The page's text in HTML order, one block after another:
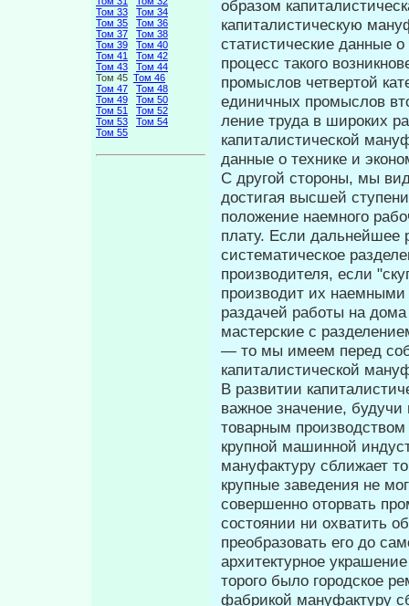
Том 33
Том 34
Том 35
Том 36
Том 37
Том 38
Том 39
Том 40
Том 41
Том 42
Том 43
Том 44
Том 45 Том 46
Том 47
Том 48
Том 49
Том 50
Том 51
Том 52
Том 53
Том 54
Том 55
образом
капиталистическую
статистические данные
процесс такого
промыслов четвертой
единичных промыслов
ление труда в широких
капиталистической
данные о технике и
С другой стороны, мы
достигая высшей
положение наем­ного
плату. Если дальнейшее
систематическое
производителя, если
производит их
раздачей работы на
ма­стерские с
— то мы имеем перед
капиталистической
В развитии
важное значение,
то­варным
крупной машинной
мануфактуру сближает
крупные заведения не
совершенно оторвать
состоянии ни охватить
преобразовать его до
архитектурное
торого было городское
фабрикой мануфактуру